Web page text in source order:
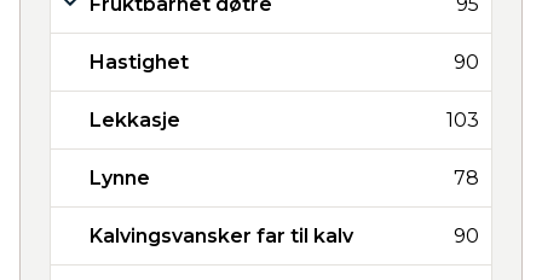
Hastighet 90
Lekkasje 103
Lynne 78
Kalvingsvansker far til kalv 90